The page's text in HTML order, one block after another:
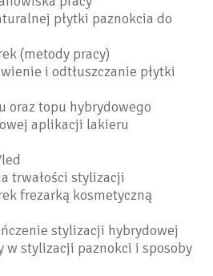
płytki paznokcia do
(metody pracy)
i odtłuszczanie płytki
oraz topu hybrydowego
aplikacji lakieru
trwałości stylizacji
frezarką kosmetyczną
stylizacji hybrydowej
w stylizacji paznokci i sposoby